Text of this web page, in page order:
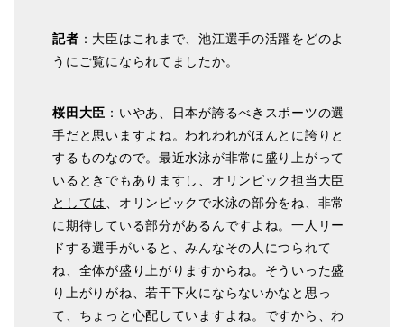
記者 ：大臣はこれまで、池江選手の活躍をどのよ
うにご覧になられてましたか。
桜田大臣 ：いやあ、日本が誇るべきスポーツの選
手だと思いますよね。われわれがほんとに誇りと
するものなので。最近水泳が非常に盛り上がって
いるときでもありますし、 オリンピック担当大臣
としては、オリンピックで水泳の部分をね、非常
に期待している部分があるんですよね。一人リー
ドする選手がいると、みんなその人につられて
ね、全体が盛り上がりますからね。そういった盛
り上がりがね、若干下火にならないかなと思っ
て、ちょっと心配していますよね。ですから、わ